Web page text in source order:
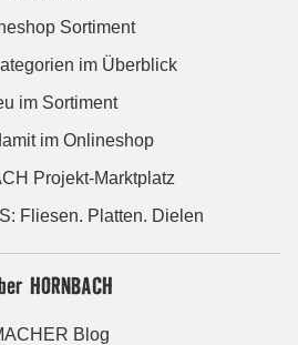
Sortiment
im Überblick
im Sortiment
im Onlineshop
Projekt-Marktplatz
Fliesen. Platten. Dielen
HORNBACH
Blog